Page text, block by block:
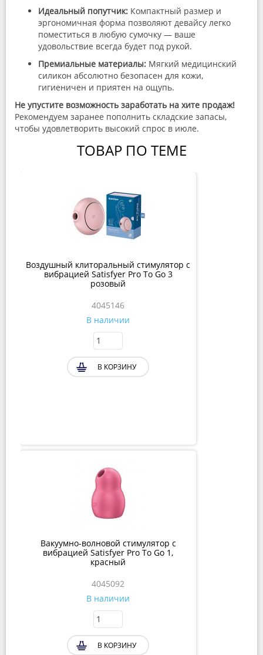
Идеальный попутчик: Компактный размер и
эргономичная форма позволяют девайсу легко
поместиться в любую сумочку — ваше
удовольствие всегда будет под рукой.
Премиальные материалы: Мягкий медицинский
силикон абсолютно безопасен для кожи,
гигиеничен и приятен на ощупь.
Не упустите возможность заработать на хите продаж!
Рекомендуем заранее пополнить складские запасы,
чтобы удовлетворить высокий спрос в июле.
ТОВАР ПО ТЕМЕ
Воздушный клиторальный стимулятор с
вибрацией Satisfyer Pro To Go 3
розовый
4045146
В наличии
В КОРЗИНУ
Вакуумно-волновой стимулятор с
вибрацией Satisfyer Pro To Go 1,
красный
4045092
В наличии
В КОРЗИНУ